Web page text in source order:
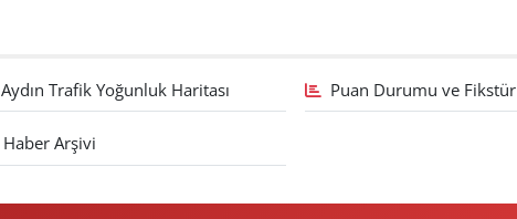
Aydın Trafik Yoğunluk Haritası Puan Durumu ve Fikstür
Haber Arşivi